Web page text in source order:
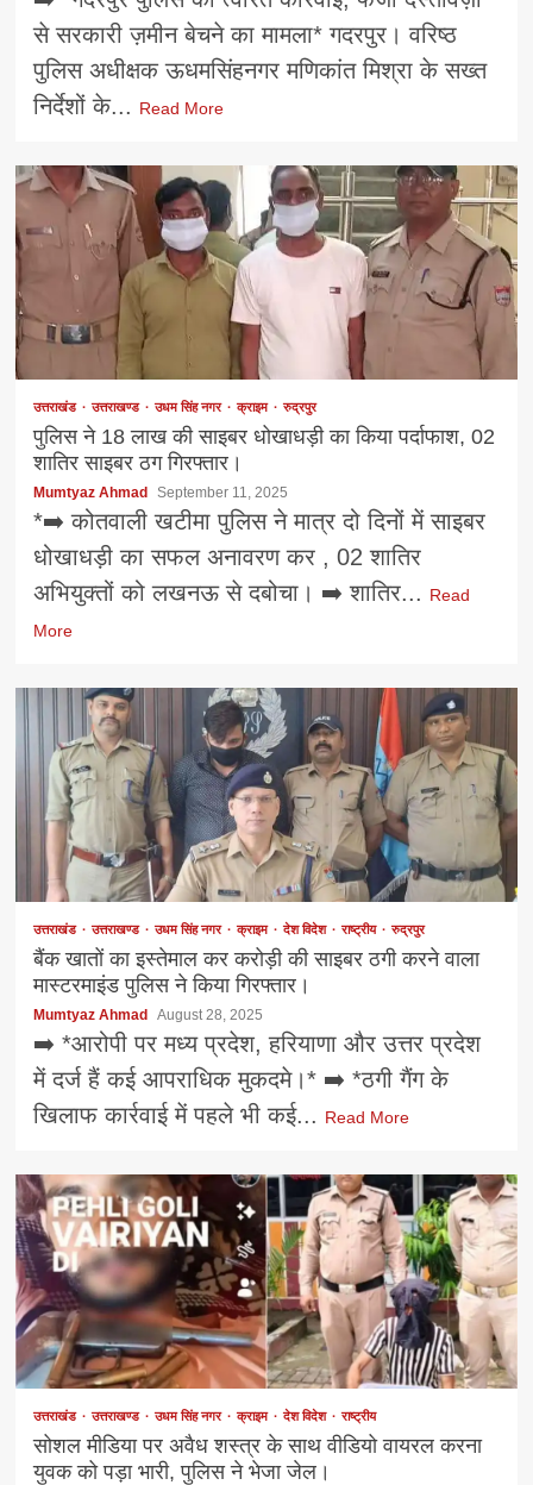
से सरकारी ज़मीन बेचने का मामला* गदरपुर। वरिष्ठ
पुलिस अधीक्षक ऊधमसिंहनगर मणिकांत मिश्रा के सख्त
निर्देशों के... Read More
उत्तराखंड उत्तराखण्ड उधम सिंह नगर क्राइम रुद्रपुर
पुलिस ने 18 लाख की साइबर धोखाधड़ी का किया पर्दाफाश, 02
शातिर साइबर ठग गिरफ्तार।
Mumtyaz Ahmad September 11, 2025
*➡️ कोतवाली खटीमा पुलिस ने मात्र दो दिनों में साइबर
धोखाधड़ी का सफल अनावरण कर , 02 शातिर
अभियुक्तों को लखनऊ से दबोचा। ➡️ शातिर... Read
More
उत्तराखंड उत्तराखण्ड उधम सिंह नगर क्राइम देश विदेश राष्ट्रीय रुद्रपुर
बैंक खातों का इस्तेमाल कर करोड़ी की साइबर ठगी करने वाला
मास्टरमाइंड पुलिस ने किया गिरफ्तार।
Mumtyaz Ahmad August 28, 2025
➡️ *आरोपी पर मध्य प्रदेश, हरियाणा और उत्तर प्रदेश
में दर्ज हैं कई आपराधिक मुकदमे।* ➡️ *ठगी गैंग के
खिलाफ कार्रवाई में पहले भी कई... Read More
उत्तराखंड उत्तराखण्ड उधम सिंह नगर क्राइम देश विदेश राष्ट्रीय
सोशल मीडिया पर अवैध शस्त्र के साथ वीडियो वायरल करना
युवक को पड़ा भारी, पुलिस ने भेजा जेल।